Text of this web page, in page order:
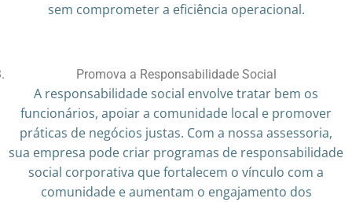
sem comprometer a eficiência operacional.
Promova a Responsabilidade Social
A responsabilidade social envolve tratar bem os
funcionários, apoiar a comunidade local e promover
práticas de negócios justas. Com a nossa assessoria,
sua empresa pode criar programas de responsabilidade
social corporativa que fortalecem o vínculo com a
comunidade e aumentam o engajamento dos